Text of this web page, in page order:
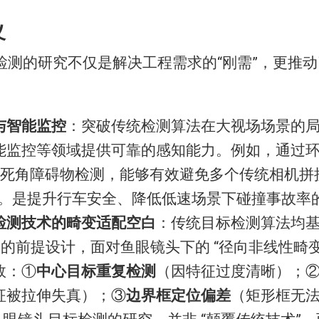
测的研究不仅是解决工程需求的“刚需”，更推
智能监控 ：突破传统检测算法在大视场场景的
监控等领域提供可靠的感知能力。例如，通过
角障碍物检测，能够有效避免多个传统相机拼
是提升行车安全、降低低速场景下碰撞事故率
测技术的畸变适配空白 ：传统目标检测算法均
前提设计，面对鱼眼镜头下的 “径向非线性畸
：①中心目标重复检测
（因特征过度清晰）；
被拉伸失真）；③边界框定位偏差 （矩形框无